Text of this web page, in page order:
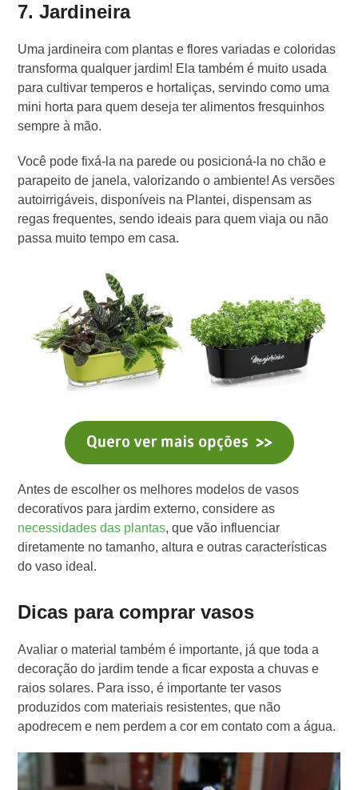
7. Jardineira
Uma jardineira com plantas e flores variadas e coloridas
transforma qualquer jardim! Ela também é muito usada
para cultivar temperos e hortaliças, servindo como uma
mini horta para quem deseja ter alimentos fresquinhos
sempre à mão.
Você pode fixá-la na parede ou posicioná-la no chão e
parapeito de janela, valorizando o ambiente! As versões
autoirrigáveis, disponíveis na Plantei, dispensam as
regas frequentes, sendo ideais para quem viaja ou não
passa muito tempo em casa.
Antes de escolher os melhores modelos de vasos
decorativos para jardim externo, considere as
necessidades das plantas, que vão influenciar
diretamente no tamanho, altura e outras características
do vaso ideal.
Dicas para comprar vasos
Avaliar o material também é importante, já que toda a
decoração do jardim tende a ficar exposta a chuvas e
raios solares. Para isso, é importante ter vasos
produzidos com materiais resistentes, que não
apodrecem e nem perdem a cor em contato com a água.